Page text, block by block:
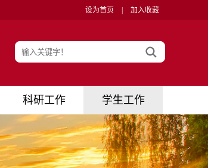
设为首页 加入收藏
科研工作 学生工作